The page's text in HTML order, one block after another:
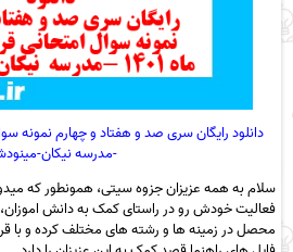
-مدرسه نیکان-
سلام به همه عزیزان جزوه سیتی، همونطور که
فعالیت خودش رو در راستای کمک به دانش اموزان،
محصل در زمینه ها و رشته های مختلف کرده و با